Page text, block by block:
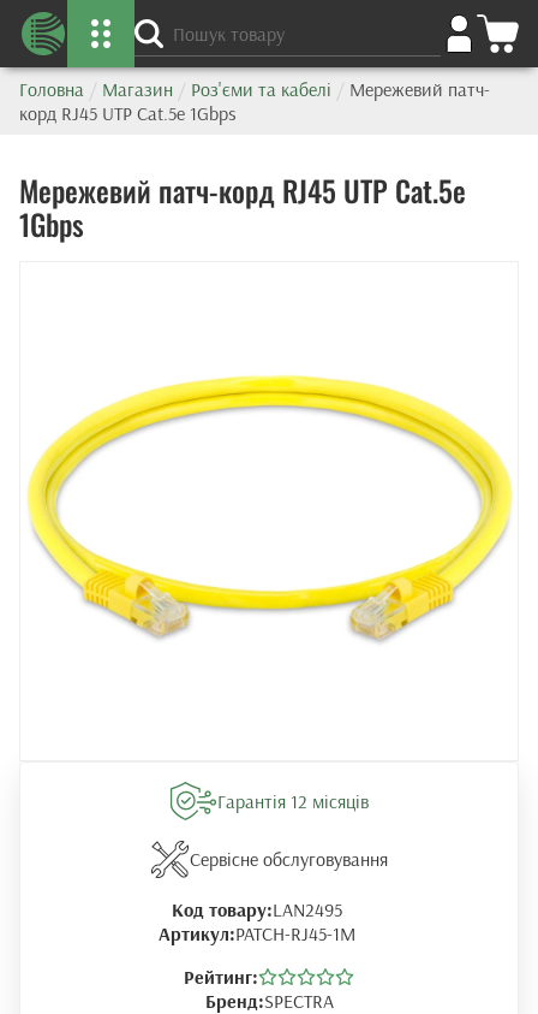
Головна / Магазин / Роз'єми та кабелі / Мережевий патч-
корд RJ45 UTP Cat.5e 1Gbps
Мережевий патч-корд RJ45 UTP Cat.5e
1Gbps
Гарантія 12 місяців
Сервісне обслуговування
Код товару:LAN2495
Артикул:PATCH-RJ45-1M
Рейтинг:
Бренд:SPECTRA